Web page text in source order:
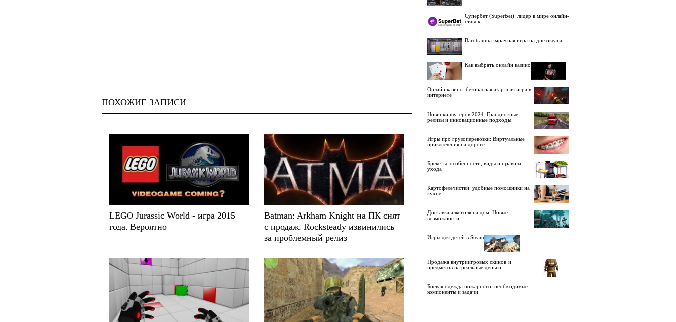
ПОХОЖИЕ ЗАПИСИ
LEGO Jurassic World - игра 2015
года. Вероятно
Batman: Arkham Knight на ПК снят
с продаж. Rocksteady извинились
за проблемный релиз
Супербет (Superbet): лидер в мире онлайн-
ставок
Barotrauma: мрачная игра на дне океана
Как выбрать онлайн казино
Онлайн казино: безопасная азартная игра в
интернете
Новинки шутеров 2024: Грандиозные
релизы и инновационные подходы
Игры про грузоперевозки: Виртуальные
приключения на дороге
Брекеты: особенности, виды и правила
ухода
Картофелечистки: удобные помощники на
кухне
Доставка алкоголя на дом. Новые
возможности
Игры для детей в Steam
Продажа внутриигровых скинов и
предметов на реальные деньги
Боевая одежда пожарного: необходимые
компоненты и задачи